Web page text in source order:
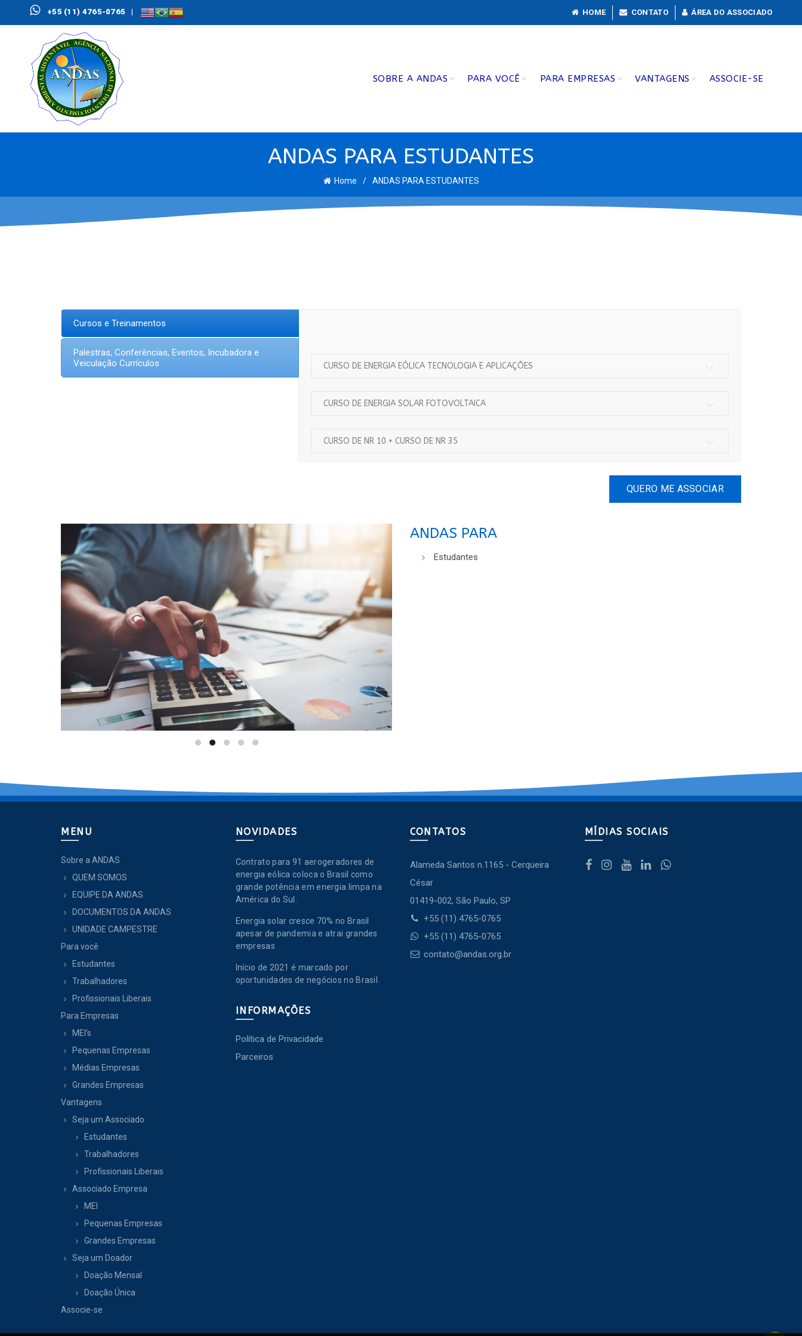
+55 (11) 4765-0765 | HOME CONTATO ÁREA DO ASSOCIADO
SOBRE A ANDAS PARA VOCÊ PARA EMPRESAS VANTAGENS ASSOCIE-SE
ANDAS PARA ESTUDANTES
Home ANDAS PARA ESTUDANTES
Cursos e Treinamentos
Palestras, Conferências, Eventos, Incubadora e
Veiculação Currículos
CURSO DE ENERGIA EÓLICA TECNOLOGIA E APLICAÇÕES
CURSO DE ENERGIA SOLAR FOTOVOLTAICA
CURSO DE NR 10 + CURSO DE NR 35
QUERO ME ASSOCIAR
ANDAS PARA
Estudantes
MENU
Sobre a ANDAS
QUEM SOMOS
EQUIPE DA ANDAS
DOCUMENTOS DA ANDAS
UNIDADE CAMPESTRE
Para você
Estudantes
Trabalhadores
Profissionais Liberais
Para Empresas
MEI’s
Pequenas Empresas
Médias Empresas
Grandes Empresas
Vantagens
Seja um Associado
Estudantes
Trabalhadores
Profissionais Liberais
Associado Empresa
MEI
Pequenas Empresas
Grandes Empresas
Seja um Doador
Doação Mensal
Doação Única
Associe-se
NOVIDADES
Contrato para 91 aerogeradores de
energia eólica coloca o Brasil como
grande potência em energia limpa na
América do Sul.
Energia solar cresce 70% no Brasil
apesar de pandemia e atrai grandes
empresas
Início de 2021 é marcado por
oportunidades de negócios no Brasil.
INFORMAÇÕES
Política de Privacidade
Parceiros
CONTATOS
Alameda Santos n.1165 - Cerqueira
César
01419-002, São Paulo, SP
+55 (11) 4765-0765
+55 (11) 4765-0765
contato@andas.org.br
MÍDIAS SOCIAIS